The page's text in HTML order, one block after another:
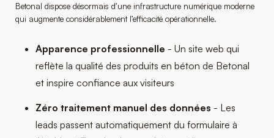
Betonal dispose désormais d’une infrastructure numérique moderne
qui augmente considérablement l’efficacité opérationnelle.
Apparence professionnelle - Un site web qui
reflète la qualité des produits en béton de Betonal
et inspire confiance aux visiteurs
Zéro traitement manuel des données - Les
leads passent automatiquement du formulaire à